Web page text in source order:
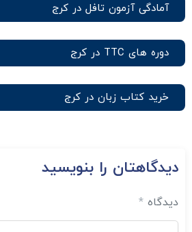
آمادگی آزمون تافل در کرج
دوره های TTC در کرج
خرید کتاب زبان در کرج
دیدگاهتان را بنویسید
دیدگاه *